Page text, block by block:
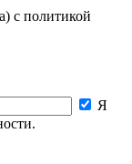
с политикой
Я